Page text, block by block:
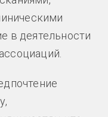
в деятельности